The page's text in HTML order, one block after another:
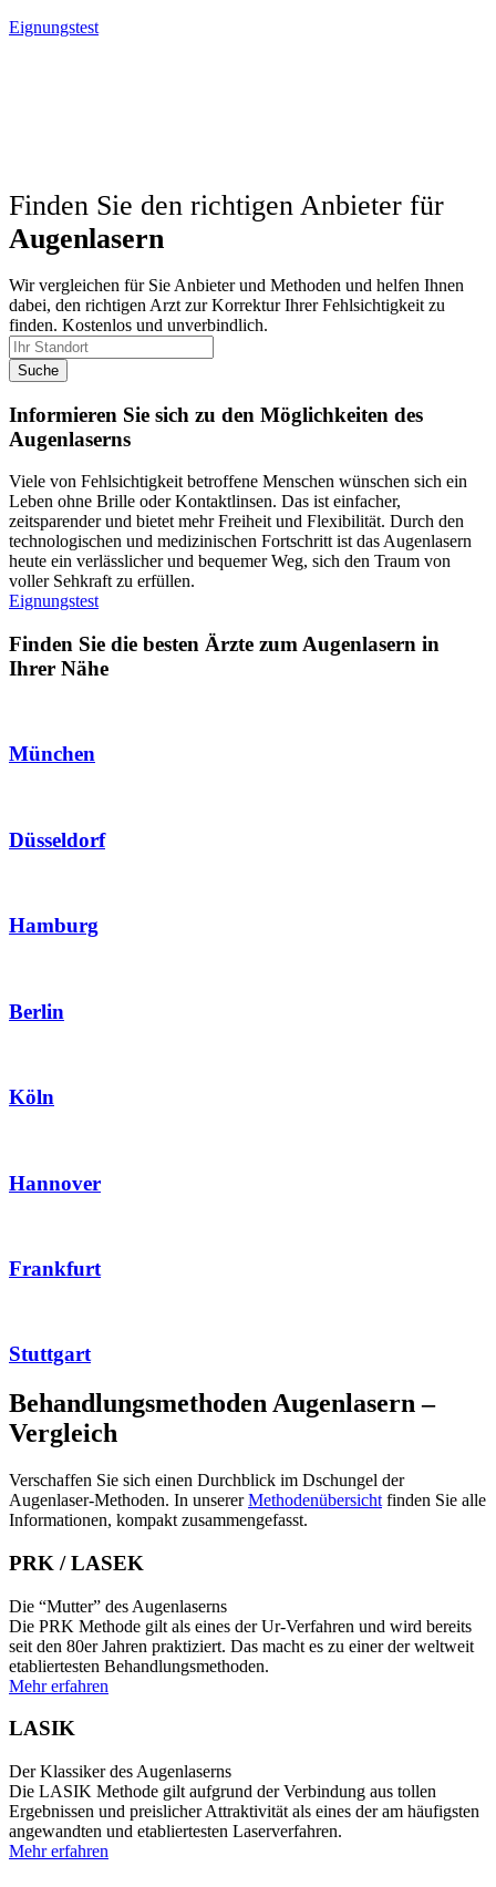
Eignungstest
Finden Sie den richtigen Anbieter für
Augenlasern
Wir vergleichen für Sie Anbieter und Methoden und helfen Ihnen
dabei, den richtigen Arzt zur Korrektur Ihrer Fehlsichtigkeit zu
finden. Kostenlos und unverbindlich.
Suche
Informieren Sie sich zu den Möglichkeiten des
Augenlaserns
Viele von Fehlsichtigkeit betroffene Menschen wünschen sich ein
Leben ohne Brille oder Kontaktlinsen. Das ist einfacher,
zeitsparender und bietet mehr Freiheit und Flexibilität. Durch den
technologischen und medizinischen Fortschritt ist das Augenlasern
heute ein verlässlicher und bequemer Weg, sich den Traum von
voller Sehkraft zu erfüllen.
Eignungstest
Finden Sie die besten Ärzte zum Augenlasern in
Ihrer Nähe
München
Düsseldorf
Hamburg
Berlin
Köln
Hannover
Frankfurt
Stuttgart
Behandlungsmethoden Augenlasern –
Vergleich
Verschaffen Sie sich einen Durchblick im Dschungel der
Augenlaser-Methoden. In unsererMethodenübersicht finden Sie alle
Informationen, kompakt zusammengefasst.
PRK / LASEK
Die “Mutter” des Augenlaserns
Die PRK Methode gilt als eines der Ur-Verfahren und wird bereits
seit den 80er Jahren praktiziert. Das macht es zu einer der weltweit
etabliertesten Behandlungsmethoden.
Mehr erfahren
LASIK
Der Klassiker des Augenlaserns
Die LASIK Methode gilt aufgrund der Verbindung aus tollen
Ergebnissen und preislicher Attraktivität als eines der am häufigsten
angewandten und etabliertesten Laserverfahren.
Mehr erfahren